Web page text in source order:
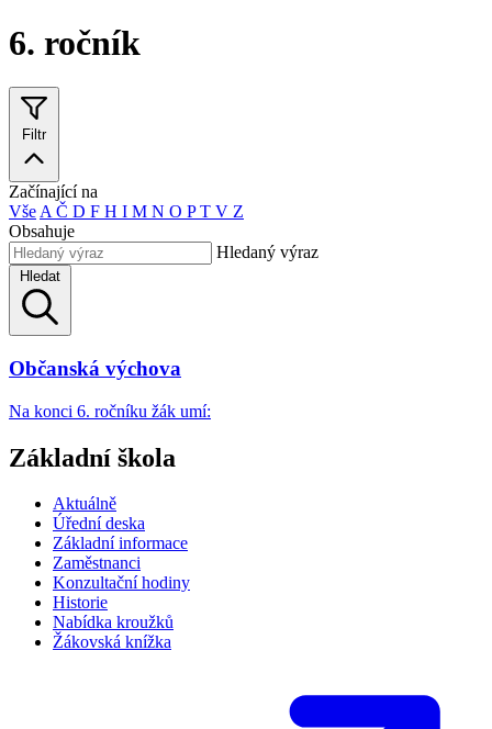
6. ročník
Filtr
Začínající na
Vše A Č D F H I M N O PT V Z
Obsahuje
Hledaný výraz
Hledat
Občanská výchova
Na konci 6. ročníku žák umí:
Základní škola
Aktuálně
Úřední deska
Základní informace
Zaměstnanci
Konzultační hodiny
Historie
Nabídka kroužků
Žákovská knížka